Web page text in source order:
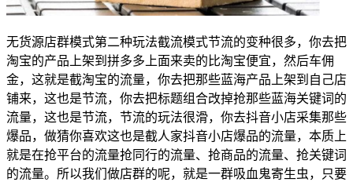
无货源店群模式第二种玩法截流模式节流的变种很多，你去把
淘宝的产品上架到拼多多上面来卖的比淘宝便宜，然后车佣
金，这就是截淘宝的流量，你去把那些蓝海产品上架到自己店
铺来，这也是节流，你去把标题组合改掉抢那些蓝海关键词的
流量，这也是节流，节流的玩法很滑，你去抖音小店采集那些
爆品，做猜你喜欢这也是截人家抖音小店爆品的流量，本质上
就是在抢平台的流量抢同行的流量、抢商品的流量、抢关键词
的流量。所以我们做店群的呢，就是一群吸血鬼寄生虫，只要